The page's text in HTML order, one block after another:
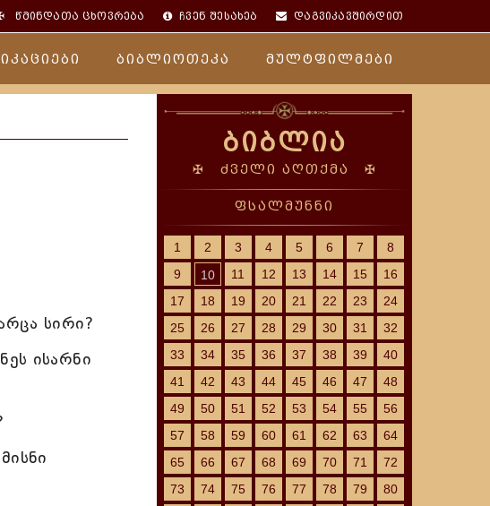
წმინდათა ცხოვრება ჩვენ შესახებ დაგვიკავშირდით
ბიბლიოთეკა მულტფილმები
სირი?
ისარნი
ბიბლია
✠ ძველი აღთქმა ✠
ფსალმუნნი
1 2 3 4 5 6 7
8
9
10 11 12 13 14 15
16
17
18 19 20 21 22 23
24
25
26 27 28 29 30 31
32
33
34 35 36 37 38 39
40
41
42 43 44 45 46 47
48
49
50 51 52 53 54 55
56
57
58 59 60 61 62 63
64
65
66 67 68 69 70 71
72
73
74 75 76 77 78 79
80